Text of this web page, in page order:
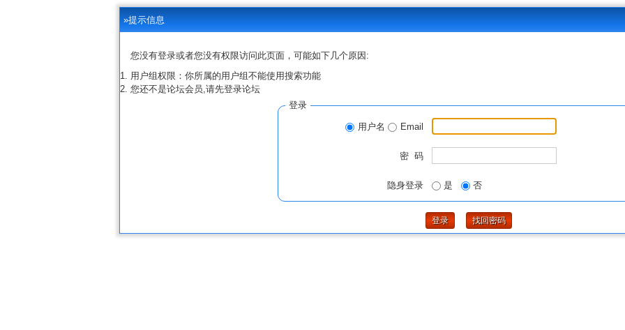
»提示信息
您没有登录或者您没有权限访问此页面，可能如下几个原因:
用户组权限：你所属的用户组不能使用搜索功能
您还不是论坛会员,请先登录论坛
登录
用户名 Email
密 码
隐身登录 是 否